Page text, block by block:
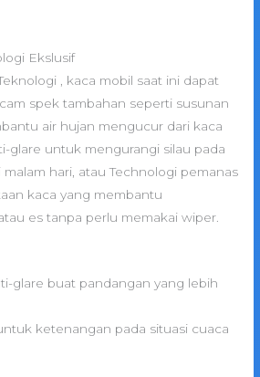
Ekslusif
, kaca mobil saat ini dapat
spek tambahan seperti susunan
air hujan mengucur dari kaca
glare untuk mengurangi silau pada
hari, atau Technologi pemanas
kaca yang membantu
es tanpa perlu memakai wiper.
glare buat pandangan yang lebih
ketenangan pada situasi cuaca